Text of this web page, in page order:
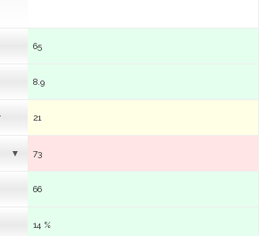
65
8.9
21
73
66
14 %